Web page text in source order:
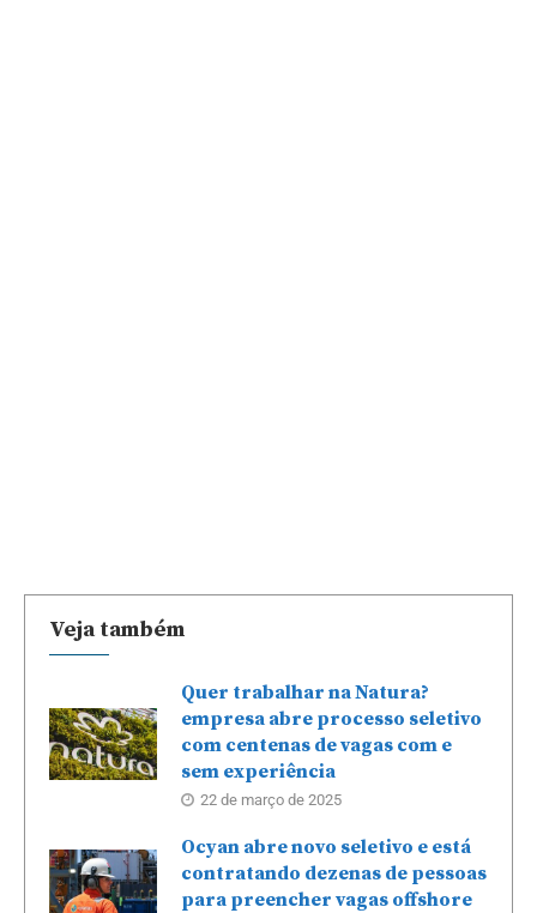
Veja também
Quer trabalhar na Natura?
empresa abre processo seletivo
com centenas de vagas com e
sem experiência
22 de março de 2025
Ocyan abre novo seletivo e está
contratando dezenas de pessoas
para preencher vagas offshore